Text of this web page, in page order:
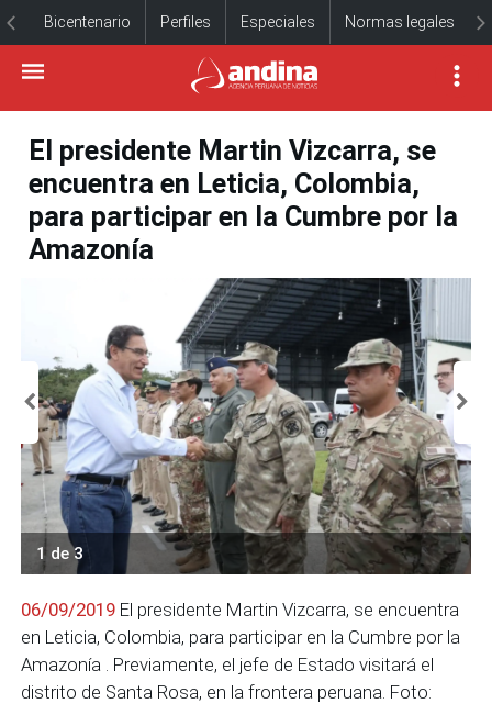
Bicentenario Perfiles Especiales Normas legales
El presidente Martin Vizcarra, se
encuentra en Leticia, Colombia,
para participar en la Cumbre por la
Amazonía
1 de 3
06/09/2019 El presidente Martin Vizcarra, se encuentra
en Leticia, Colombia, para participar en la Cumbre por la
Amazonía . Previamente, el jefe de Estado visitará el
distrito de Santa Rosa, en la frontera peruana. Foto: